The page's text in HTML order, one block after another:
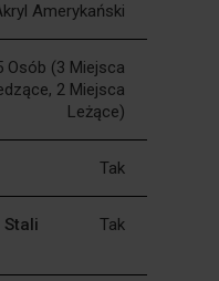
Amerykański
Osób (3 Miejsca
2 Miejsca
Leżące)
Tak
Tak